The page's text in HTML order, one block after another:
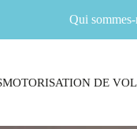
Qui
MOTORISATION DE